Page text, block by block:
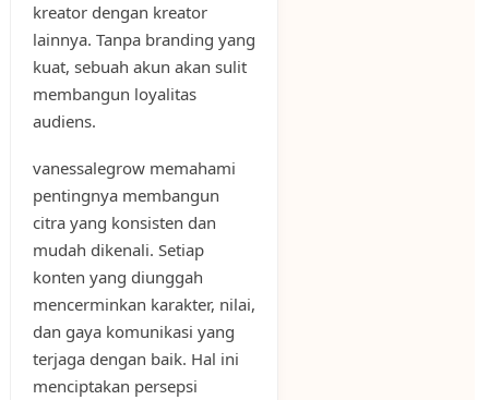
kreator dengan kreator
lainnya. Tanpa branding yang
kuat, sebuah akun akan sulit
membangun loyalitas
audiens.
vanessalegrow memahami
pentingnya membangun
citra yang konsisten dan
mudah dikenali. Setiap
konten yang diunggah
mencerminkan karakter, nilai,
dan gaya komunikasi yang
terjaga dengan baik. Hal ini
menciptakan persepsi